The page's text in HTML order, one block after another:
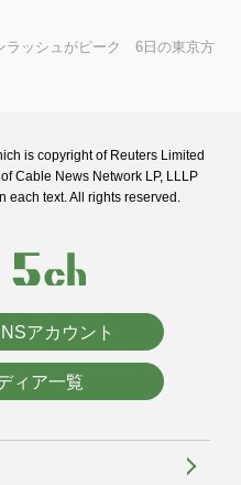
ッシュがピーク 6日の東京方
is copyright of Reuters Limited
Cable News Network LP, LLLP
each text. All rights reserved.
アカウント
ィア一覧